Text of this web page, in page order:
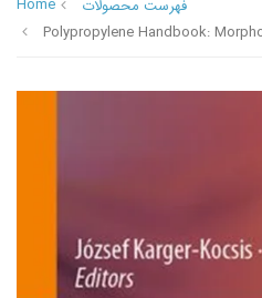
Home
فهرست محصولات
Polypropylene Handbook: